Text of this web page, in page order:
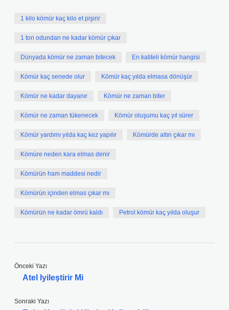
1 kilo kömür kaç kilo et pişirir
1 ton odundan ne kadar kömür çıkar
Dünyada kömür ne zaman bitecek En kaliteli kömür hangisi
Kömür kaç senede olur Kömür kaç yılda elmasa dönüşür
Kömür ne kadar dayanır Kömür ne zaman biter
Kömür ne zaman tükenecek Kömür oluşumu kaç yıl sürer
Kömür yardımı yılda kaç kez yapılır Kömürde altın çıkar mı
Kömüre neden kara elmas denir
Kömürün ham maddesi nedir
Kömürün içinden elmas çıkar mı
Kömürün ne kadar ömrü kaldı Petrol kömür kaç yılda oluşur
Önceki Yazı
Atel Iyileştirir Mi
Sonraki Yazı